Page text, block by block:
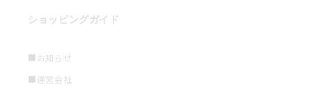
ショッピングガイド
■お知らせ
■運営会社